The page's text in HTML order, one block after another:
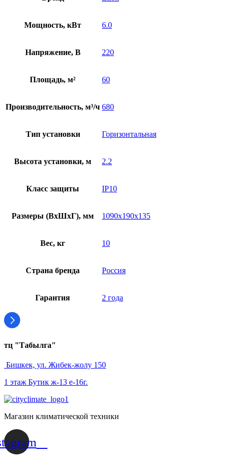
Мощность, кВт 6.0
Напряжение, В 220
Площадь, м² 60
Производительность, м³/ч 680
Тип установки Горизонтальная
Высота установки, м 2.2
Класс защиты IP10
Размеры (ВхШхГ), мм 1090х190х135
Вес, кг 10
Страна бренда Россия
Гарантия 2 года
тц "Табылга"
Бишкек, ул. Жибек-жолу 150
1 этаж Бутик ж-13 е-16г.
Магазин климатической техники